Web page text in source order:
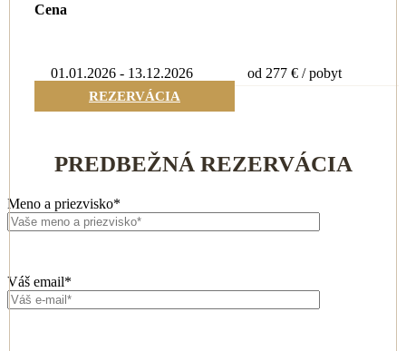
Cena
01.01.2026 - 13.12.2026 od 277 € / pobyt
REZERVÁCIA
PREDBEŽNÁ REZERVÁCIA
Meno a priezvisko*
Váš email*